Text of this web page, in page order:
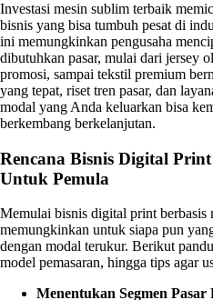
Investasi mesin sublim terbaik
bisnis yang bisa tumbuh pesat di
ini memungkinkan pengusaha
dibutuhkan pasar, mulai dari jersey
promosi, sampai tekstil premium
yang tepat, riset tren pasar, dan
modal yang Anda keluarkan bisa
berkembang berkelanjutan.
Rencana Bisnis Digital
Untuk Pemula
Memulai bisnis digital print berbasis
memungkinkan untuk siapa pun
dengan modal terukur. Berikut
model pemasaran, hingga tips agar
Menentukan Segmen